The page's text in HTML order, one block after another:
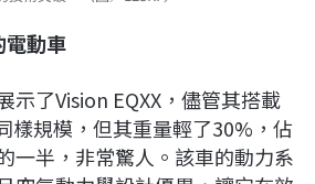
電動車
示了Vision EQXX，儘管其搭載
樣規模，但其重量輕了30%，佔
一半，非常驚人。該車的動力系